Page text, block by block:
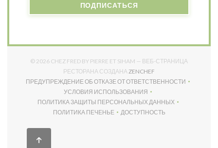
ПОДПИСАТЬСЯ
© 2026 CHEZ FRED BY PIERRE ET SIHAM — ВЕБ-СТРАНИЦА
РЕСТОРАНА СОЗДАНА ZENCHEF
ПРЕДУПРЕЖДЕНИЕ ОБ ОТКАЗЕ ОТ ОТВЕТСТВЕННОСТИ
((ОТКРЫВАЕТСЯ В НОВОМ ОКНЕ))
УСЛОВИЯ ИСПОЛЬЗОВАНИЯ
((ОТКРЫВАЕТСЯ В НОВОМ ОКНЕ))
ПОЛИТИКА ЗАЩИТЫ ПЕРСОНАЛЬНЫХ ДАННЫХ
((ОТКРЫВАЕТСЯ В НОВОМ ОКНЕ))
ПОЛИТИКА ПЕЧЕНЬЕ
((ОТКРЫВАЕТСЯ В НОВОМ ОКНЕ))
ДОСТУПНОСТЬ
((ОТКРЫВАЕТСЯ В